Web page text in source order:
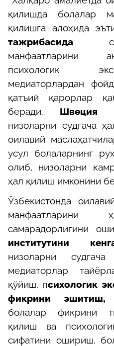
қилишда болалар
қилишга алоҳида
тажрибасида
манфаатларини
психологик
медиаторлардан
қатъий қарорлар
беради. Швеция
низоларни судгача
оилавий
усул болаларнинг
олиб, низоларни
ҳал қилиш имконини
Ўзбекистонда
манфаатларини
самарадорлигини
институтини
низоларни
медиаторлар
қўйиш, психологик
фикрини
болалар фикрини
қилиш ва
сифатини ошириш,